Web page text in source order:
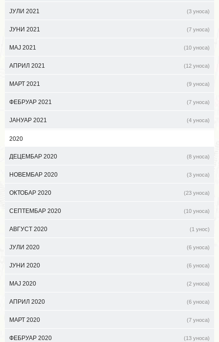
ЈУЛИ 2021 (3 уноса)
ЈУНИ 2021 (7 уноса)
МАЈ 2021 (10 уноса)
АПРИЛ 2021 (12 уноса)
МАРТ 2021 (9 уноса)
ФЕБРУАР 2021 (7 уноса)
ЈАНУАР 2021 (4 уноса)
2020
ДЕЦЕМБАР 2020 (8 уноса)
НОВЕМБАР 2020 (3 уноса)
ОКТОБАР 2020 (23 уноса)
СЕПТЕМБАР 2020 (10 уноса)
АВГУСТ 2020 (1 унос)
ЈУЛИ 2020 (6 уноса)
ЈУНИ 2020 (6 уноса)
МАЈ 2020 (2 уноса)
АПРИЛ 2020 (6 уноса)
МАРТ 2020 (7 уноса)
ФЕБРУАР 2020 (13 уноса)